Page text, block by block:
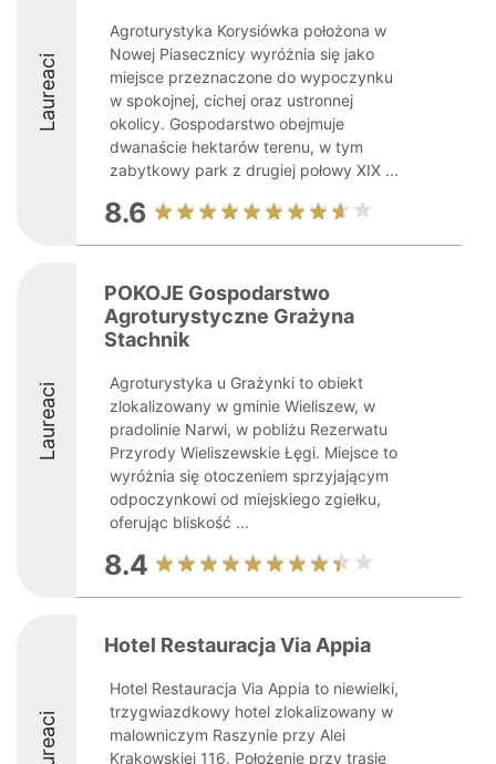
Laureaci
Agroturystyka Korysiówka położona w
Nowej Piasecznicy wyróżnia się jako
miejsce przeznaczone do wypoczynku
w spokojnej, cichej oraz ustronnej
okolicy. Gospodarstwo obejmuje
dwanaście hektarów terenu, w tym
zabytkowy park z drugiej połowy XIX ...
8.6
Laureaci
POKOJE Gospodarstwo
Agroturystyczne Grażyna
Stachnik
Agroturystyka u Grażynki to obiekt
zlokalizowany w gminie Wieliszew, w
pradolinie Narwi, w pobliżu Rezerwatu
Przyrody Wieliszewskie Łęgi. Miejsce to
wyróżnia się otoczeniem sprzyjającym
odpoczynkowi od miejskiego zgiełku,
oferując bliskość ...
8.4
Hotel Restauracja Via Appia
Hotel Restauracja Via Appia to niewielki,
trzygwiazdkowy hotel zlokalizowany w
malowniczym Raszynie przy Alei
Krakowskiej 116. Położenie przy trasie